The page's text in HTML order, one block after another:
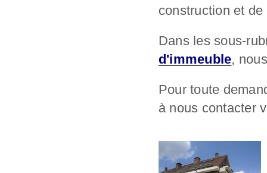
construction et
Dans les sous-
d'immeuble,
Pour toute
à nous contacter